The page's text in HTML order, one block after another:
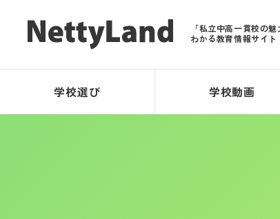
「私立中高一貫校の
わかる教育情報サイト
学校選び 学校動画